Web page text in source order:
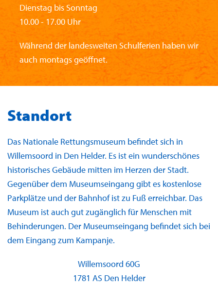
Dienstag bis Sonntag
10.00 - 17.00 Uhr
Während der landesweiten Schulferien haben wir
auch montags geöffnet.
Standort
Das Nationale Rettungsmuseum befindet sich in
Willemsoord in Den Helder. Es ist ein wunderschönes
historisches Gebäude mitten im Herzen der Stadt.
Gegenüber dem Museumseingang gibt es kostenlose
Parkplätze und der Bahnhof ist zu Fuß erreichbar. Das
Museum ist auch gut zugänglich für Menschen mit
Behinderungen. Der Museumseingang befindet sich bei
dem Eingang zum Kampanje.
Willemsoord 60G
1781 AS Den Helder